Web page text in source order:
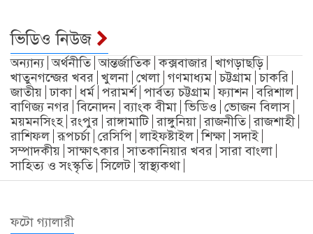
ভিডিও নিউজ
অন্যান্য অর্থনীতি আন্তর্জাতিক কক্সবাজার খাগড়াছড়ি
খাতুনগন্জের খবর খুলনা খেলা গণমাধ্যম চট্টগ্রাম চাকরি
জাতীয় ঢাকা ধর্ম পরামর্শ পার্বত্য চট্টগ্রাম ফ্যাশন বরিশাল
বাণিজ্য নগর বিনোদন ব্যাংক বীমা ভিডিও ভোজন বিলাস
ময়মনসিংহ রংপুর রাঙ্গামাটি রাঙ্গুনিয়া রাজনীতি রাজশাহী
রাশিফল রূপচর্চা রেসিপি লাইফষ্টাইল শিক্ষা সদাই
সম্পাদকীয় সাক্ষাৎকার সাতকানিয়ার খবর সারা বাংলা
সাহিত্য ও সংস্কৃতি সিলেট স্বাস্থ্যকথা
ফটো গ্যালারী